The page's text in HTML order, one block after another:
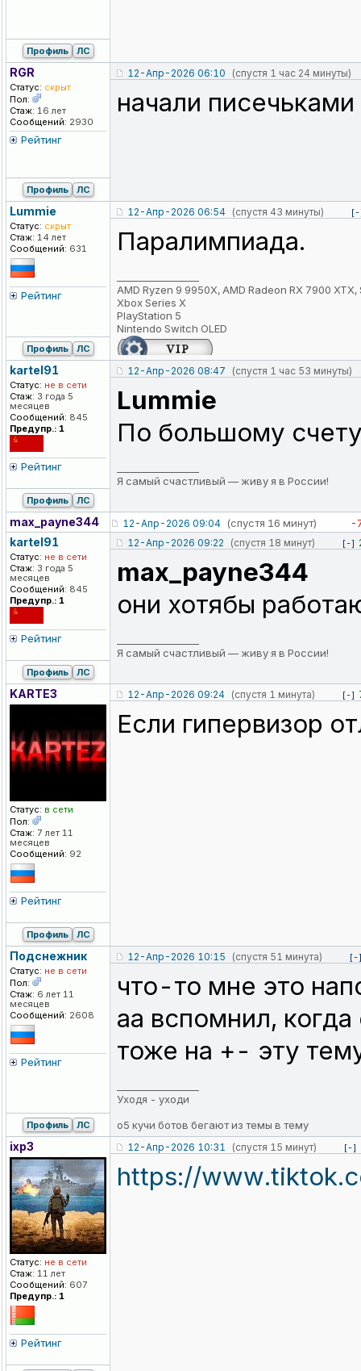
Профиль ЛС
RGR
Статус: скрыт
Пол:
Стаж: 16 лет
Сообщений: 2930
Рейтинг
12-Апр-2026 06:10 (спустя 1 час 24 минуты)
начали
Профиль ЛС
Lummie
Статус: скрыт
Стаж: 14 лет
Сообщений: 631
Рейтинг
12-Апр-2026 06:54 (спустя 43 минуты)
Паралимпиада.
AMD Ryzen 9 9950X, AMD Radeon RX 7900
Xbox Series X
PlayStation 5
Nintendo Switch OLED
Профиль ЛС
kartel91
Статус: не в сети
Стаж: 3 года 5
месяцев
Сообщений: 845
Предупр.: 1
Рейтинг
12-Апр-2026 08:47 (спустя 1 час 53 минуты)
Lummie
По большому
Я самый счастливый — живу я в России!
Профиль ЛС
max_payne344 12-Апр-2026 09:04 (спустя 16 минут) -
kartel91
Статус: не в сети
Стаж: 3 года 5
месяцев
Сообщений: 845
Предупр.: 1
Рейтинг
12-Апр-2026 09:22 (спустя 18 минут) [-]
max_payne344
они хотябы
Я самый счастливый — живу я в России!
Профиль ЛС
KARTE3
Статус: в сети
Пол:
Стаж: 7 лет 11
месяцев
Сообщений: 92
Рейтинг
12-Апр-2026 09:24 (спустя 1 минута) [-]
Если гипервизор
Профиль ЛС
Подснежник
Статус: не в сети
Пол:
Стаж: 6 лет 11
месяцев
Сообщений: 2608
Рейтинг
12-Апр-2026 10:15 (спустя 51 минута) [-
что-то мне это
аа вспомнил,
тоже на +- эту
Уходя - уходи
о5 кучи ботов бегают из темы в тему
Профиль ЛС
ixp3
Статус: не в сети
Стаж: 11 лет
Сообщений: 607
Предупр.: 1
Рейтинг
12-Апр-2026 10:31 (спустя 15 минут) [-]
https://